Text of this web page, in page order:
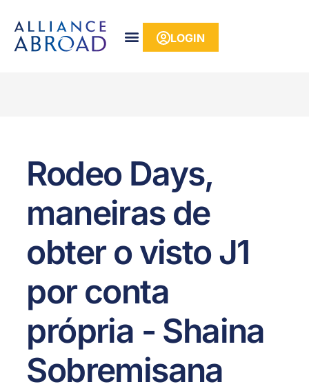
conteúdo
LOGIN
Rodeo Days,
maneiras de
obter o visto J1
por conta
própria - Shaina
Sobremisana